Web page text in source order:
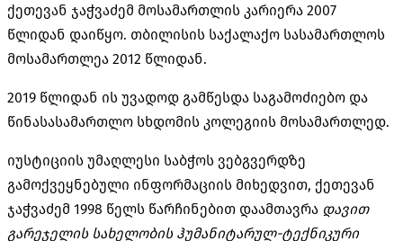
ქეთევან ჯაჭვაძემ მოსამართლის კარიერა 2007
წლიდან დაიწყო. თბილისის საქალაქო სასამართლოს
მოსამართლეა 2012 წლიდან.
2019 წლიდან ის უვადოდ გამწესდა საგამოძიებო და
წინასასამართლო სხდომის კოლეგიის მოსამართლედ.
იუსტიციის უმაღლესი საბჭოს ვებგვერდზე
გამოქვეყნებული ინფორმაციის მიხედვით, ქეთევან
ჯაჭვაძემ 1998 წელს წარჩინებით დაამთავრა დავით
გარეჯელის სახელობის ჰუმანიტარულ-ტექნიკური